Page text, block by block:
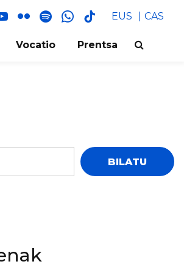
flickr spotifywhatsapp
tik
EUS CAS
Vocatio Prentsa
BILATU